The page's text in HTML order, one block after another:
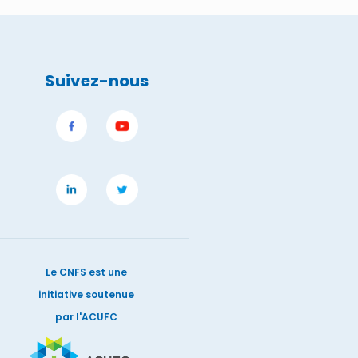
Suivez-nous
Le CNFS est une
initiative soutenue
par l'ACUFC